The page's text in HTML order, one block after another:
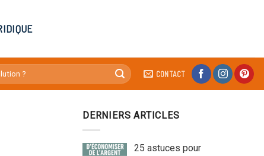
CONTACT
DERNIERS ARTICLES
25 astuces pour